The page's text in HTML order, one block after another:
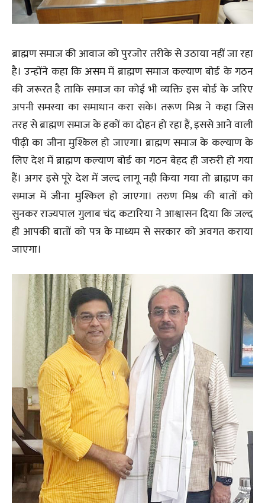
ब्राह्मण समाज की आवाज को पुरजोर तरीके से उठाया नहीं जा रहा
है। उन्होंने कहा कि असम में ब्राह्मण समाज कल्याण बोर्ड के गठन
की जरूरत है ताकि समाज का कोई भी व्यक्ति इस बोर्ड के जरिए
अपनी समस्या का समाधान करा सके। तरूण मिश्र ने कहा जिस
तरह से ब्राह्मण समाज के हकों का दोहन हो रहा हैं, इससे आने वाली
पीढ़ी का जीना मुश्किल हो जाएगा। ब्राह्मण समाज के कल्याण के
लिए देश में ब्राह्मण कल्याण बोर्ड का गठन बेहद ही जरुरी हो गया
हैं। अगर इसे पूरे देश में जल्द लागू नही किया गया तो ब्राह्मण का
समाज में जीना मुश्किल हो जाएगा। तरुण मिश्र की बातों को
सुनकर राज्यपाल गुलाब चंद कटारिया ने आश्वासन दिया कि जल्द
ही आपकी बातों को पत्र के माध्यम से सरकार को अवगत कराया
जाएगा।